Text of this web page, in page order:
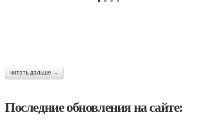
читать дальше →
Последние обновления на сайте: